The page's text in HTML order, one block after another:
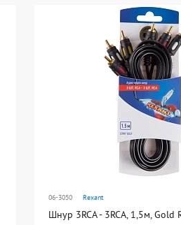
06-3050 Rexant
Шнур 3RCA - 3RCA, 1,5м, Gold